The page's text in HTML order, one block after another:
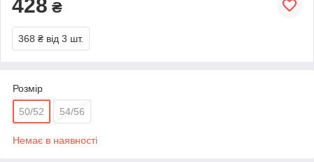
428 ₴
368 ₴ від 3 шт.
Розмір
50/52 54/56
Немає в наявності